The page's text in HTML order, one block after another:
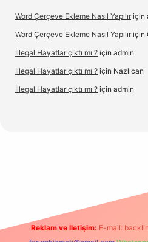
Word Çerçeve Ekleme Nasıl Yapılır için
Word Çerçeve Ekleme Nasıl Yapılır için
İllegal Hayatlar çıktı mı ? için admin
İllegal Hayatlar çıktı mı ? için Nazlıcan
İllegal Hayatlar çıktı mı ? için admin
Reklam ve İletişim: E-mail: